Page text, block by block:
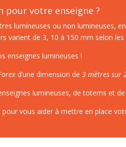
pour votre enseigne ?
lumineuses ou non lumineuses,
varient de 3, 10 à 150 mm selon
enseignes lumineuses !
d’une dimension de 3 mètres sur
lumineuses, de totems et
vous aider à mettre en place